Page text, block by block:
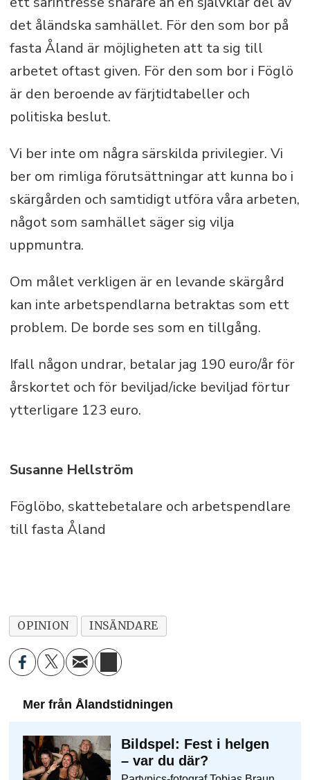
det åländska samhället. För den som bor på
fasta Åland är möjligheten att ta sig till
arbetet oftast given. För den som bor i Föglö
är den beroende av färjtidtabeller och
politiska beslut.
Vi ber inte om några särskilda privilegier. Vi
ber om rimliga förutsättningar att kunna bo i
skärgården och samtidigt utföra våra arbeten,
något som samhället säger sig vilja
uppmuntra.
Om målet verkligen är en levande skärgård
kan inte arbetspendlarna betraktas som ett
problem. De borde ses som en tillgång.
Ifall någon undrar, betalar jag 190 euro/år för
årskortet och för beviljad/icke beviljad förtur
ytterligare 123 euro.
Susanne Hellström
Föglöbo, skattebetalare och arbetspendlare
till fasta Åland
OPINION INSÄNDARE